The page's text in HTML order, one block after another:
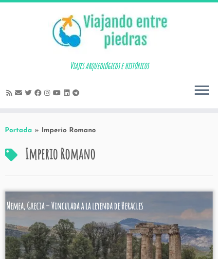
Skip
Viajes arqueológicos e históricos
Portada » Imperio Romano
Imperio Romano
Nemea, Grecia – Vinculada a la leyenda de Heracles